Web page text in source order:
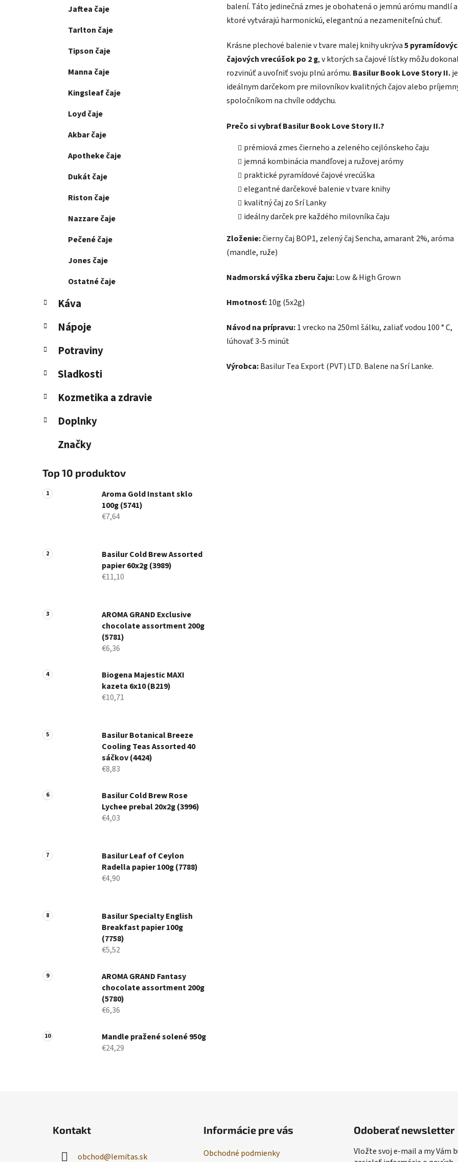
Jaftea čaje
Tarlton čaje
Tipson čaje
Manna čaje
Kingsleaf čaje
Loyd čaje
Akbar čaje
Apotheke čaje
Dukát čaje
Riston čaje
Nazzare čaje
Pečené čaje
Jones čaje
Ostatné čaje
Káva
Nápoje
Potraviny
Sladkosti
Kozmetika a zdravie
Doplnky
Značky
Top 10 produktov
Aroma Gold Instant sklo
100g (5741)
€7,64
Basilur Cold Brew Assorted
papier 60x2g (3989)
€11,10
AROMA GRAND Exclusive
chocolate assortment 200g
(5781)
€6,36
Biogena Majestic MAXI
kazeta 6x10 (B219)
€10,71
Basilur Botanical Breeze
Cooling Teas Assorted 40
sáčkov (4424)
€8,83
Basilur Cold Brew Rose
Lychee prebal 20x2g (3996)
€4,03
Basilur Leaf of Ceylon
Radella papier 100g (7788)
€4,90
Basilur Specialty English
Breakfast papier 100g
(7758)
€5,52
AROMA GRAND Fantasy
chocolate assortment 200g
(5780)
€6,36
Mandle pražené solené 950g
€24,29
balení. Táto jedinečná zmes je obohatená o jemnú arómu mandlí
ktoré vytvárajú harmonickú, elegantnú a nezameniteľnú chuť.
Krásne plechové balenie v tvare malej knihy ukrýva5
čajových vrecúšok po 2 g, v ktorých sa čajové lístky môžu
rozvinúť a uvoľniť svoju plnú arómu. Basilur Book Love Story II.je
ideálnym darčekom pre milovníkov kvalitných čajov alebo
spoločníkom na chvíle oddychu.
Prečo si vybrať Basilur Book Love Story II.?
prémiová zmes čierneho a zeleného cejlónskeho čaju
jemná kombinácia mandľovej a ružovej arómy
praktické pyramídové čajové vrecúška
elegantné darčekové balenie v tvare knihy
kvalitný čaj zo Srí Lanky
ideálny darček pre každého milovníka čaju
Zloženie:čierny čaj BOP1, zelený čaj Sencha, amarant 2%, aróma
(mandle, ruže)
Nadmorská výška zberu čaju:Low & High Grown
Hmotnosť:10g (5x2g)
Návod na prípravu:1 vrecko na 250ml šálku, zaliať vodou 100 ° C,
lúhovať 3-5 minút
Výrobca:Basilur Tea Export (PVT) LTD. Balene na Srí Lanke.
Kontakt
obchod@lemitas.sk
Informácie pre vás
Obchodné podmienky
Odoberať newsletter
Vložte svoj e-mail a my Vám